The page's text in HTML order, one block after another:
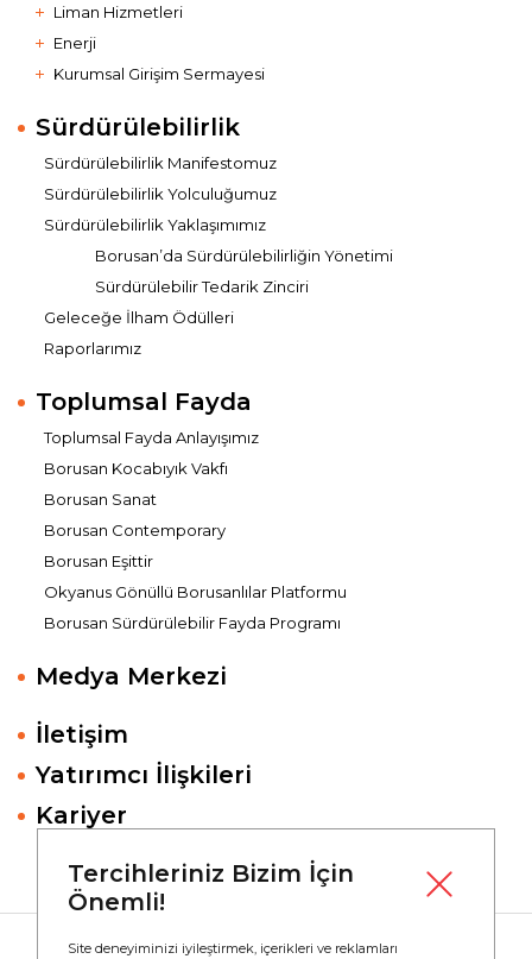
Liman Hizmetleri
Enerji
Kurumsal Girişim Sermayesi
Sürdürülebilirlik
Sürdürülebilirlik Manifestomuz
Sürdürülebilirlik Yolculuğumuz
Sürdürülebilirlik Yaklaşımımız
Borusan’da Sürdürülebilirliğin Yönetimi
Sürdürülebilir Tedarik Zinciri
Geleceğe İlham Ödülleri
Raporlarımız
Toplumsal Fayda
Toplumsal Fayda Anlayışımız
Borusan Kocabıyık Vakfı
Borusan Sanat
Borusan Contemporary
Borusan Eşittir
Okyanus Gönüllü Borusanlılar Platformu
Borusan Sürdürülebilir Fayda Programı
Medya Merkezi
İletişim
Yatırımcı İlişkileri
Kariyer
Tercihleriniz Bizim İçin
Önemli!
Site deneyiminizi iyileştirmek, içerikleri ve reklamları